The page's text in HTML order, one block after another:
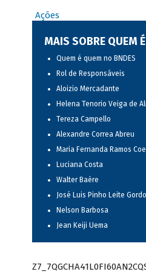
Ações
MAIS SOBRE QUEM
Quem é quem no BNDES
Rol de Responsáveis
Aloizio Mercadante
Helena Tenorio Veiga de
Tereza Campello
Alexandre Correa Abreu
Maria Fernanda Ramos
Luciana Costa
Walter Baère
José Luis Pinho Leite
Nelson Barbosa
Jean Keiji Uema